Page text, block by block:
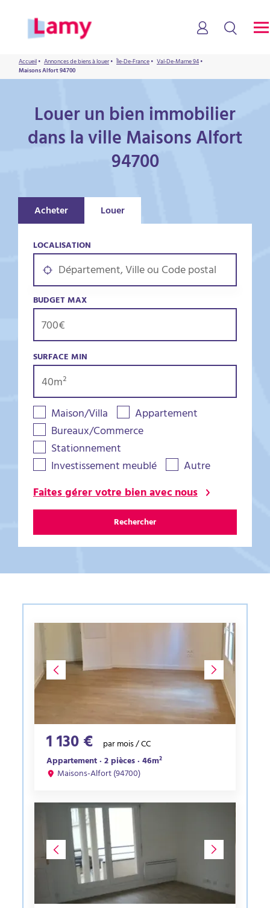
Accueil• Annonces de biens à louer• Île-De-France• Val-De-Marne 94•
Maisons Alfort 94700
Louer un bien immobilier
dans la ville Maisons Alfort
94700
Acheter Louer
LOCALISATION
BUDGET MAX
SURFACE MIN
Maison/Villa
Appartement
Bureaux/Commerce
Stationnement
Investissement meublé
Autre
Faites gérer votre bien avec nous
Rechercher
1 130 €
par mois / CC
Appartement · 2 pièces · 46m²
Maisons-Alfort (94700)